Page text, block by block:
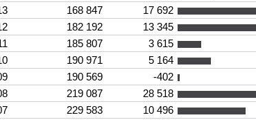
168 847
17 692
182 192
13 345
185 807
3 615
190 971
5 164
190 569
-402
219 087
28 518
229 583
10 496